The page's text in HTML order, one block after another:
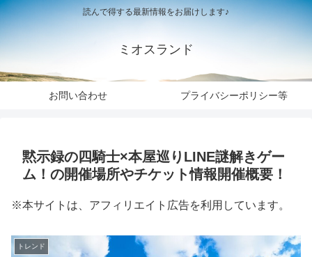
読んで得する最新情報をお届けします♪
ミオスランド
お問い合わせ プライバシーポリシー等
黙示録の四騎士×本屋巡りLINE謎解きゲー
ム！の開催場所やチケット情報開催概要！
※本サイトは、アフィリエイト広告を利用しています。
トレンド